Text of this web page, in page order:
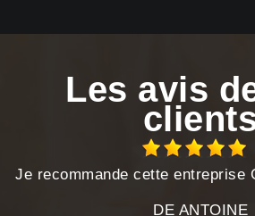
Les avis
Je recommande cette entreprise
DE ANTOINE